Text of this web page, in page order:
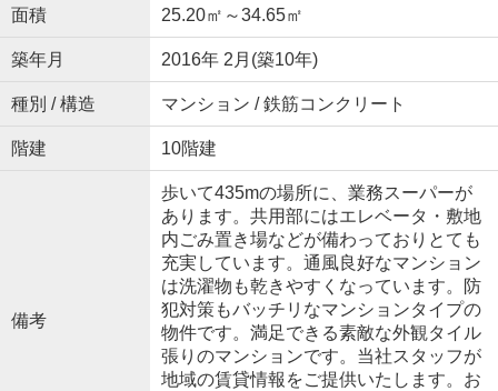
面積 25.20㎡～34.65㎡
築年月 2016年 2月(築10年)
種別 / 構造 マンション / 鉄筋コンクリート
階建 10階建
備考
歩いて435mの場所に、業務スーパーが
あります。共用部にはエレベータ・敷地
内ごみ置き場などが備わっておりとても
充実しています。通風良好なマンション
は洗濯物も乾きやすくなっています。防
犯対策もバッチリなマンションタイプの
物件です。満足できる素敵な外観タイル
張りのマンションです。当社スタッフが
地域の賃貸情報をご提供いたします。お